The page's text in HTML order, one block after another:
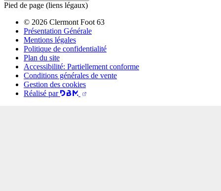
Pied de page (liens légaux)
© 2026 Clermont Foot 63
Présentation Générale
Mentions légales
Politique de confidentialité
Plan du site
Accessibilité: Partiellement conforme
Conditions générales de vente
Gestion des cookies
Réalisé par